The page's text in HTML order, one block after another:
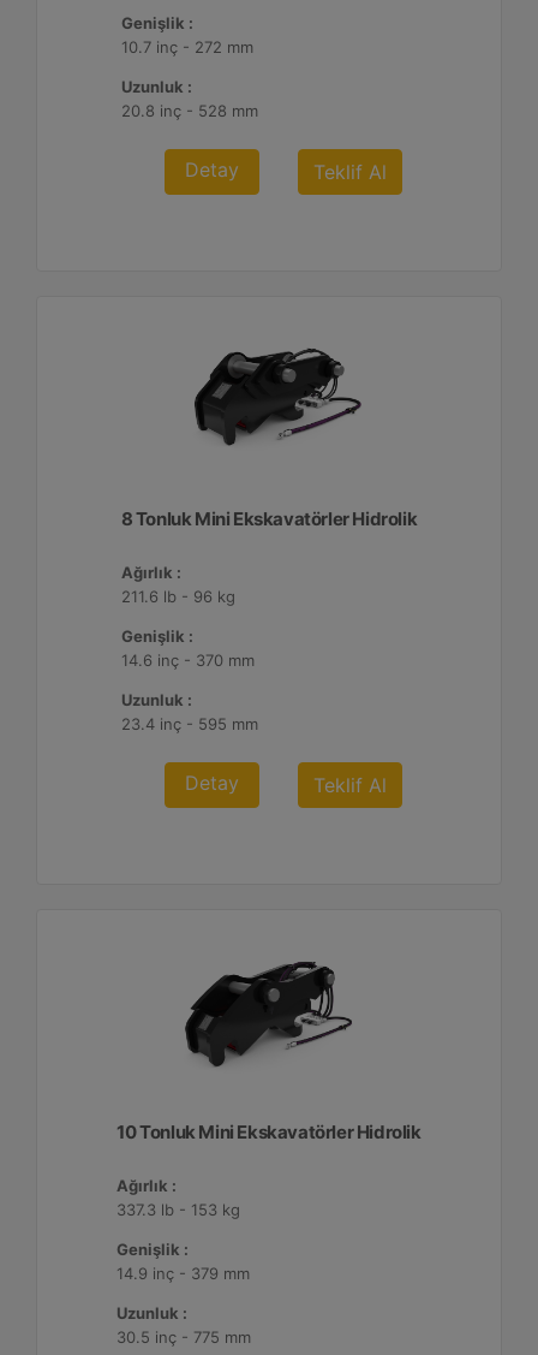
Genişlik :
10.7 inç - 272 mm
Uzunluk :
20.8 inç - 528 mm
Detay Teklif Al
8 Tonluk Mini Ekskavatörler Hidrolik
Ağırlık :
211.6 lb - 96 kg
Genişlik :
14.6 inç - 370 mm
Uzunluk :
23.4 inç - 595 mm
Detay Teklif Al
10 Tonluk Mini Ekskavatörler Hidrolik
Ağırlık :
337.3 lb - 153 kg
Genişlik :
14.9 inç - 379 mm
Uzunluk :
30.5 inç - 775 mm